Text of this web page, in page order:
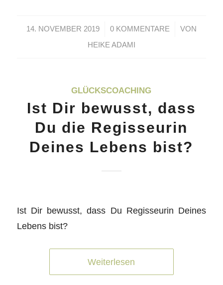
14. NOVEMBER 2019
/ 0 KOMMENTARE
/
VON
HEIKE ADAMI
GLÜCKSCOACHING
Ist Dir bewusst, dass
Du die Regisseurin
Deines Lebens bist?
Ist Dir bewusst, dass Du Regisseurin Deines
Lebens bist?
Weiterlesen